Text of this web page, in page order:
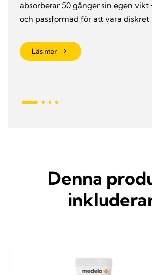
absorberar 50 gånger sin egen vikt
och passformad för att vara diskret
Läs mer
Denna